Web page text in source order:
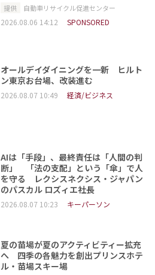
提供 自動車リサイクル促進センター
2026.08.06 14:12 SPONSORED
オールデイダイニングを一新 ヒルト
ン東京お台場、改装進む
2026.08.07 10:49 経済/ビジネス
AIは「手段」、最終責任は「人間の判
断」 「法の支配」という「傘」で人
を守る レクシスネクシス・ジャパン
のパスカル ロズィエ社長
2026.08.07 10:23 キーパーソン
夏の苗場が夏のアクティビティー拡充
へ 四季の各魅力を創出プリンスホテ
ル・苗場スキー場